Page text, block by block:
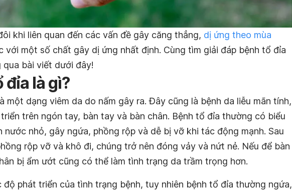
khi liên quan đến các vấn đề gây căng thẳng, dị ứng theo mùa
với một số chất gây dị ứng nhất định. Cùng tìm giải đáp bệnh tổ đỉa
qua bài viết dưới đây!
đỉa là gì?
một dạng viêm da do nấm gây ra. Đây cũng là bệnh da liễu mãn tính,
trên ngón tay, bàn tay và bàn chân. Bệnh tổ đỉa thường có biểu
nước nhỏ, gây ngứa, phồng rộp và dễ bị vỡ khi tác động mạnh. Sau
rộp vỡ và khô đi, chúng trở nên đóng vảy và nứt nẻ. Nếu để bàn
bị ẩm ướt cũng có thể làm tình trạng da trầm trọng hơn.
độ phát triển của tình trạng bệnh, tuy nhiên bệnh tổ đỉa thường ngứa,